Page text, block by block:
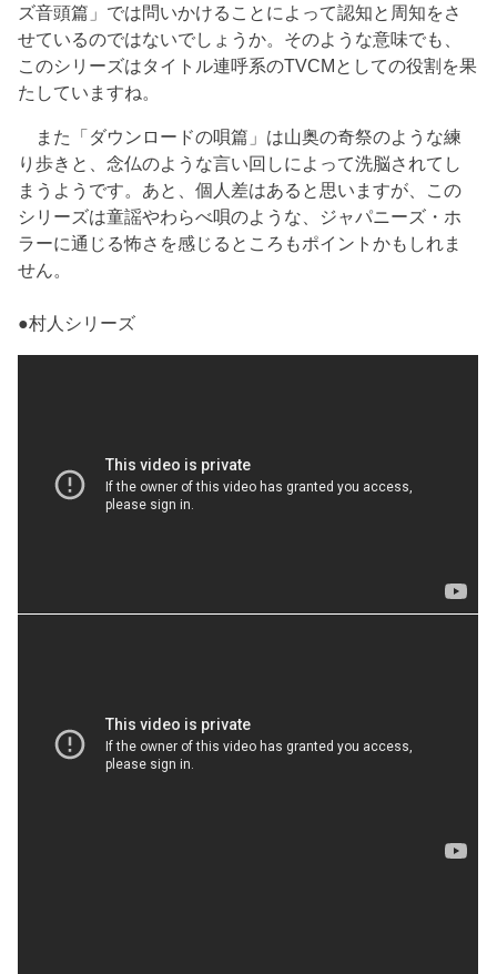
ズ音頭篇」では問いかけることによって認知と周知をさ
せているのではないでしょうか。そのような意味でも、
このシリーズはタイトル連呼系のTVCMとしての役割を果
たしていますね。
また「ダウンロードの唄篇」は山奥の奇祭のような練
り歩きと、念仏のような言い回しによって洗脳されてし
まうようです。あと、個人差はあると思いますが、この
シリーズは童謡やわらべ唄のような、ジャパニーズ・ホ
ラーに通じる怖さを感じるところもポイントかもしれま
せん。
●村人シリーズ